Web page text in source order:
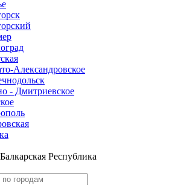
Александровское
- Дмитриевское
Республика